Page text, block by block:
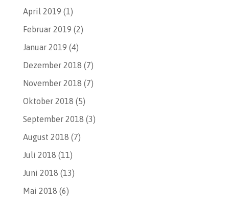
April 2019 (1)
Februar 2019 (2)
Januar 2019 (4)
Dezember 2018 (7)
November 2018 (7)
Oktober 2018 (5)
September 2018 (3)
August 2018 (7)
Juli 2018 (11)
Juni 2018 (13)
Mai 2018 (6)